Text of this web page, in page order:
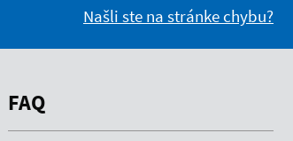
Našli ste na stránke chybu?
FAQ